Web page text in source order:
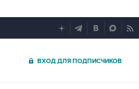
ВХОД ДЛЯ ПОДПИСЧИКОВ